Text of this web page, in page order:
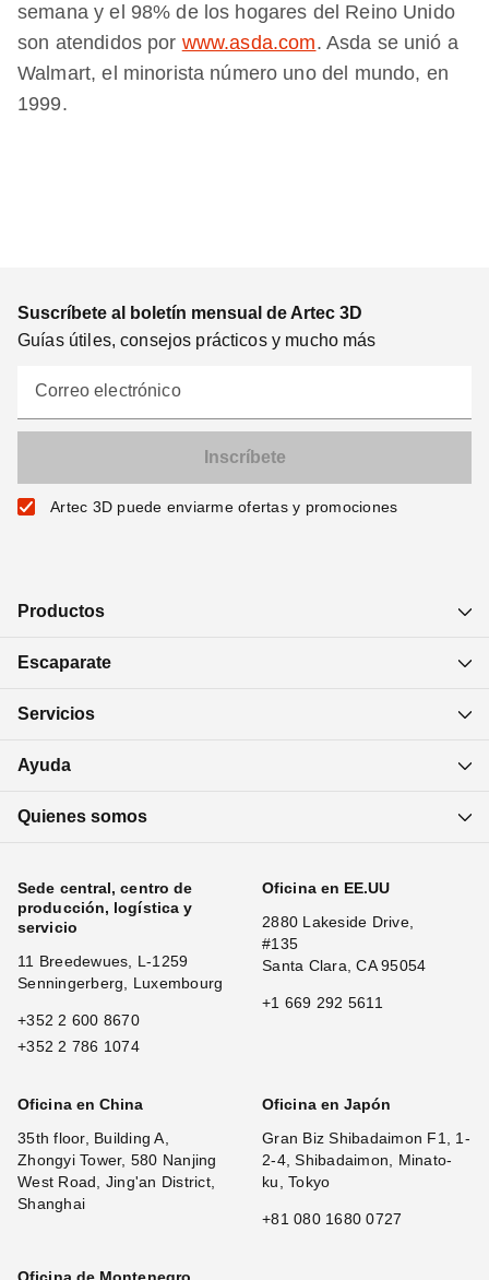
semana y el 98% de los hogares del Reino Unido
son atendidos por www.asda.com. Asda se unió a
Walmart, el minorista número uno del mundo, en
1999.
Suscríbete al boletín mensual de Artec 3D
Guías útiles, consejos prácticos y mucho más
Correo electrónico
Artec 3D puede enviarme ofertas y promociones
Productos
Escaparate
Servicios
Ayuda
Quienes somos
Sede central, centro de
producción, logística y
servicio
11 Breedewues, L-1259
Senningerberg, Luxembourg
+352 2 600 8670
+352 2 786 1074
Oficina en EE.UU
2880 Lakeside Drive,
#135
Santa Clara, CA 95054
+1 669 292 5611
Oficina en China
35th floor, Building A,
Zhongyi Tower, 580 Nanjing
West Road, Jing'an District,
Shanghai
Oficina en Japón
Gran Biz Shibadaimon F1, 1-
2-4, Shibadaimon, Minato-
ku, Tokyo
+81 080 1680 0727